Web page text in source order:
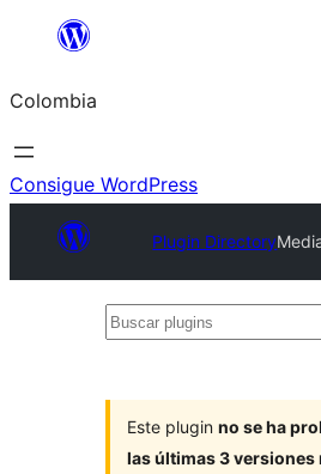
Saltar
contenido
Colombia
Consigue WordPress
Plugin Directory
Buscar
Este plugin no se ha
las últimas 3 versiones